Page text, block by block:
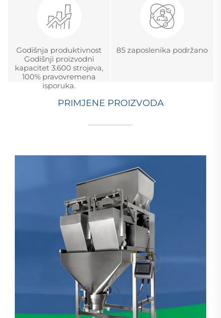
Godišnja produktivnost
Godišnji proizvodni
kapacitet 3.600 strojeva,
100% pravovremena
isporuka.
85 zaposlenika podržano
PRIMJENE PROIZVODA